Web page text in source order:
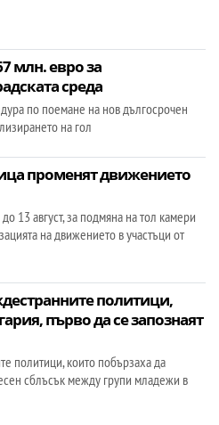
млн. евро за
среда
по поемане на нов дългосрочен
на гол
променят движението
13 август, за подмяна на тол камери
на движението в участъци от
политици,
първо да се запознаят
политици, които побързаха да
сблъсък между групи младежи в